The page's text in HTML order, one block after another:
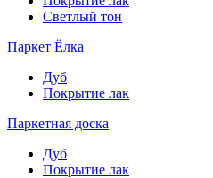
Светлый тон
Паркет Ёлка
Дуб
Покрытие лак
Паркетная доска
Дуб
Покрытие лак